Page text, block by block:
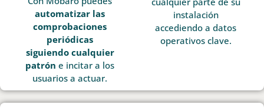
automatizar las
comprobaciones
periódicas
siguiendo cualquier
patróne incitar a los
usuarios a actuar.
instalación
accediendo a datos
operativos clave.